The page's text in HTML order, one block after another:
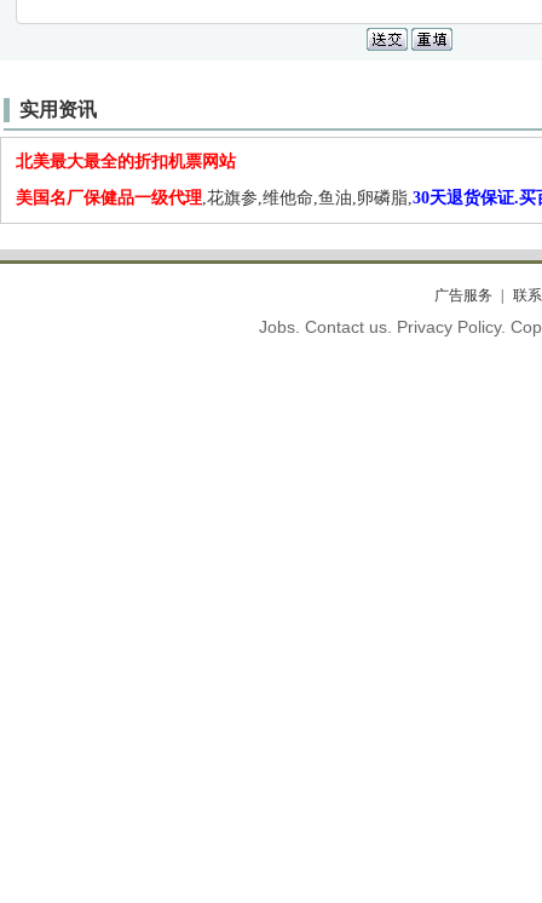
实用资讯
北美最大最全的折扣机票网站
美国名厂保健品一级代理,花旗参,维他命,鱼油,卵磷脂,30天退货保证.买
广告服务 联
Jobs. Contact us. Privacy Policy.